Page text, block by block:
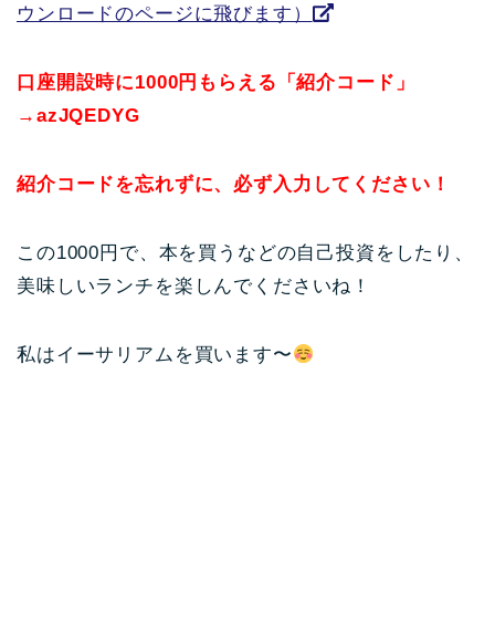
ウンロードのページに飛びます）
口座開設時に1000円もらえる「紹介コード」
→azJQEDYG
紹介コードを忘れずに、必ず入力してください！
この1000円で、本を買うなどの自己投資をしたり、
美味しいランチを楽しんでくださいね！
私はイーサリアムを買います〜